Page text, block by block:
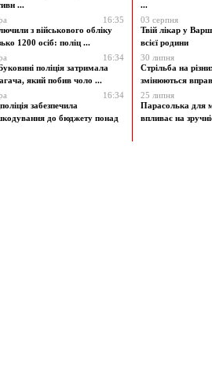
...
16:35
з військового обліку
1200 осіб: поліц ...
16:34
поліція затримала
який побив чоло ...
16:34
забезпечила
до бюджету понад
...
03 серпня
Твій лікар у
всієї родини
30 липня
Стрільба на
змінюються
25 липня
Парасолька для
впливає на